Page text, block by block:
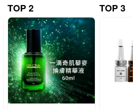
TOP 2 TOP 3